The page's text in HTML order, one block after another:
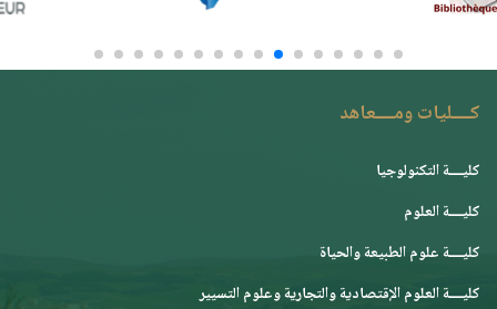
كــــليات ومــــعاهد
كليــــة التكنولوجيا
كليــــة العلوم
كليــــة علوم الطبيعة والحياة
كليــــة العلوم الإقتصادية والتجارية وعلوم التسيير